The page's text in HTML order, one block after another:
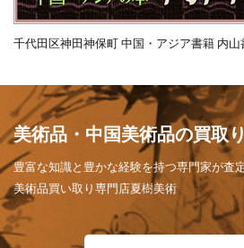
千代田区神田神保町 中国・アジア書籍 内山
美術品・中国美術品の買取
豊富な知識と豊かな経験を持つ専門家が査
美術品買い取り専門店夏樹美術